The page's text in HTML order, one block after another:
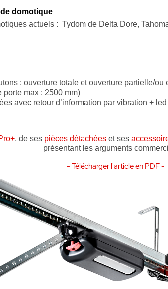
domotique
actuels : Tydom de Delta Dore,
: ouverture totale et ouverture partielle/ou
porte max : 2500 mm)
avec retour d’information par vibration +
, de ses pièces détachées et ses
présentant les arguments
- Télécharger l'article en PDF -